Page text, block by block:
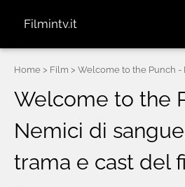
Filmintv.it
Home > Film > Welcome to the Punch -
Welcome to the
Nemici di
trama e cast del